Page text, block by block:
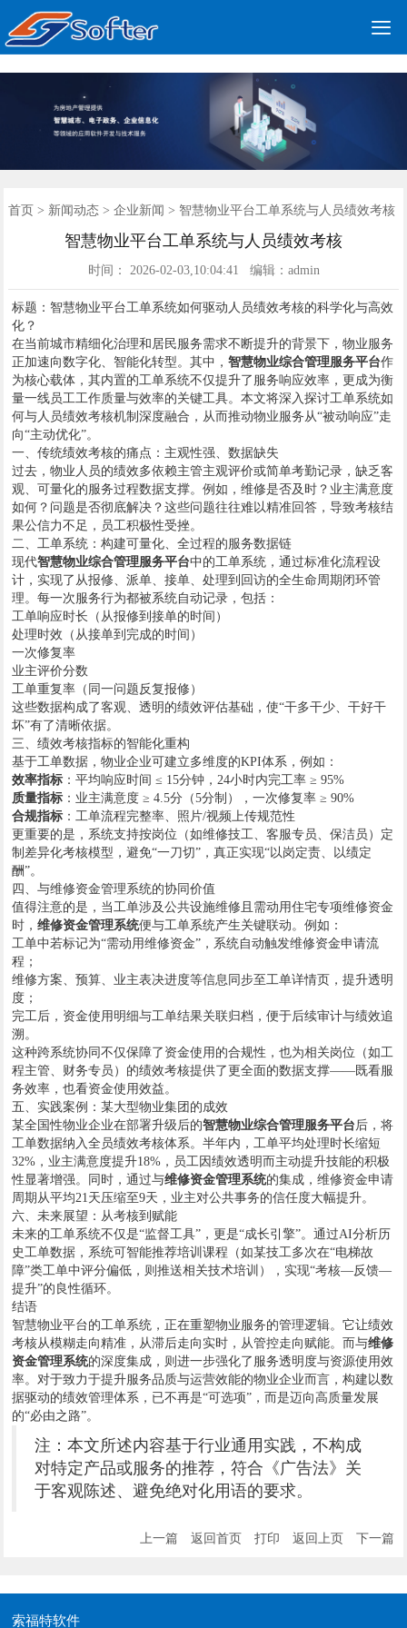

首页
公司简介
更多产品
案例展示
新闻动态
公司资质
联系我们
首页 > 新闻动态> 企业新闻 > 智慧物业平台工单系统与人员绩效考核
智慧物业平台工单系统与人员绩效考核
时间： 2026-02-03,10:04:41 编辑：admin
标题：智慧物业平台工单系统如何驱动人员绩效考核的科学化与高效
化？
在当前城市精细化治理和居民服务需求不断提升的背景下，物业服务
正加速向数字化、智能化转型。其中，智慧物业综合管理服务平台作
为核心载体，其内置的工单系统不仅提升了服务响应效率，更成为衡
量一线员工工作质量与效率的关键工具。本文将深入探讨工单系统如
何与人员绩效考核机制深度融合，从而推动物业服务从“被动响应”走
向“主动优化”。
一、传统绩效考核的痛点：主观性强、数据缺失
过去，物业人员的绩效多依赖主管主观评价或简单考勤记录，缺乏客
观、可量化的服务过程数据支撑。例如，维修是否及时？业主满意度
如何？问题是否彻底解决？这些问题往往难以精准回答，导致考核结
果公信力不足，员工积极性受挫。
二、工单系统：构建可量化、全过程的服务数据链
现代智慧物业综合管理服务平台中的工单系统，通过标准化流程设
计，实现了从报修、派单、接单、处理到回访的全生命周期闭环管
理。每一次服务行为都被系统自动记录，包括：
工单响应时长（从报修到接单的时间）
处理时效（从接单到完成的时间）
一次修复率
业主评价分数
工单重复率（同一问题反复报修）
这些数据构成了客观、透明的绩效评估基础，使“干多干少、干好干
坏”有了清晰依据。
三、绩效考核指标的智能化重构
基于工单数据，物业企业可建立多维度的KPI体系，例如：
效率指标 ：平均响应时间 ≤ 15分钟，24小时内完工率 ≥ 95%
质量指标 ：业主满意度 ≥ 4.5分（5分制），一次修复率 ≥ 90%
合规指标 ：工单流程完整率、照片/视频上传规范性
更重要的是，系统支持按岗位（如维修技工、客服专员、保洁员）定
制差异化考核模型，避免“一刀切”，真正实现“以岗定责、以绩定
酬”。
四、与维修资金管理系统的协同价值
值得注意的是，当工单涉及公共设施维修且需动用住宅专项维修资金
时，维修资金管理系统便与工单系统产生关键联动。例如：
工单中若标记为“需动用维修资金”，系统自动触发维修资金申请流
程；
维修方案、预算、业主表决进度等信息同步至工单详情页，提升透明
度；
完工后，资金使用明细与工单结果关联归档，便于后续审计与绩效追
溯。
这种跨系统协同不仅保障了资金使用的合规性，也为相关岗位（如工
程主管、财务专员）的绩效考核提供了更全面的数据支撑——既看服
务效率，也看资金使用效益。
五、实践案例：某大型物业集团的成效
某全国性物业企业在部署升级后的智慧物业综合管理服务平台后，将
工单数据纳入全员绩效考核体系。半年内，工单平均处理时长缩短
32%，业主满意度提升18%，员工因绩效透明而主动提升技能的积极
性显著增强。同时，通过与维修资金管理系统的集成，维修资金申请
周期从平均21天压缩至9天，业主对公共事务的信任度大幅提升。
六、未来展望：从考核到赋能
未来的工单系统不仅是“监督工具”，更是“成长引擎”。通过AI分析历
史工单数据，系统可智能推荐培训课程（如某技工多次在“电梯故
障”类工单中评分偏低，则推送相关技术培训），实现“考核—反馈—
提升”的良性循环。
结语
智慧物业平台的工单系统，正在重塑物业服务的管理逻辑。它让绩效
考核从模糊走向精准，从滞后走向实时，从管控走向赋能。而与维修
资金管理系统的深度集成，则进一步强化了服务透明度与资源使用效
率。对于致力于提升服务品质与运营效能的物业企业而言，构建以数
据驱动的绩效管理体系，已不再是“可选项”，而是迈向高质量发展
的“必由之路”。
注：本文所述内容基于行业通用实践，不构成
对特定产品或服务的推荐，符合《广告法》关
于客观陈述、避免绝对化用语的要求。
上一篇 返回首页 打印 返回上页 下一篇
索福特软件